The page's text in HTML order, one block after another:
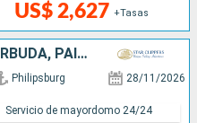
US$ 2,627 +Tasas
REINO UNIDO, ANTIGUA Y BARBUDA, PAISES BAJOS
Philipsburg 28/11/2026
Servicio de mayordomo 24/24